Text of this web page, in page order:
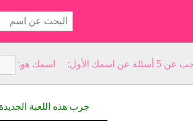
الأول: اسمك هو:
جرب هذه اللعبة